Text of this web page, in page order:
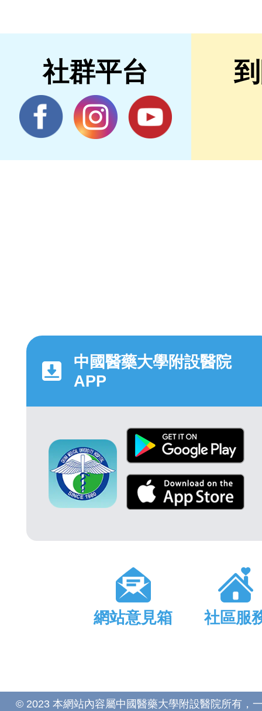
社群平台
中國醫藥大學附設醫院
APP
網站意見箱 社區服
© 2023 本網站內容屬中國醫藥大學附設醫院所有，